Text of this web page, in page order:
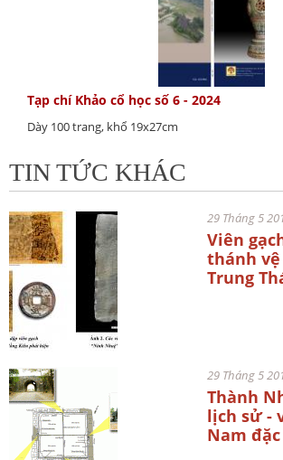
Tạp chí Khảo cổ học số 6 - 2024
Dày 100 trang, khổ 19x27cm
TIN TỨC KHÁC
29 Tháng 5
Viên
thánh
Trung
29 Tháng 5
Thành
lịch sử -
Nam đặc